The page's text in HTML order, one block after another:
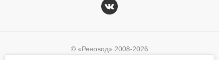
© «Реновод» 2008-2026